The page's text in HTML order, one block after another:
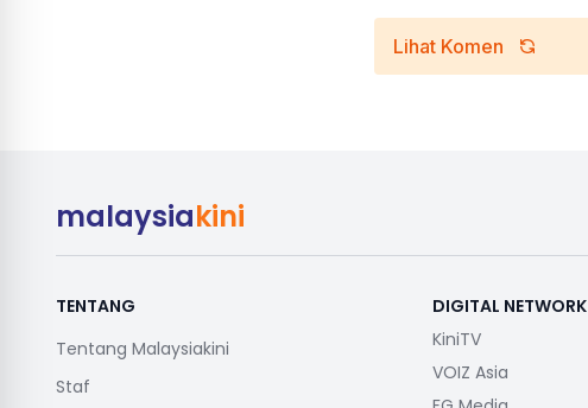
Lihat Komen
malaysiakini
TENTANG
Tentang Malaysiakini
Staf
DIGITAL NETWORK
KiniTV
VOIZ Asia